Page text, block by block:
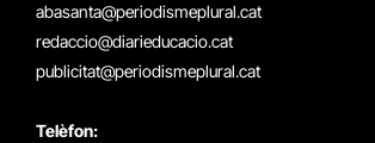
abasanta@periodismeplural.cat
redaccio@diarieducacio.cat
publicitat@periodismeplural.cat
Telèfon: